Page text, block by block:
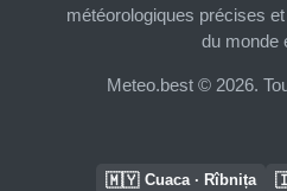
météorologiques précises
du monde
Meteo.best © 2026.
🇲🇾 Cuaca · Rîbnița